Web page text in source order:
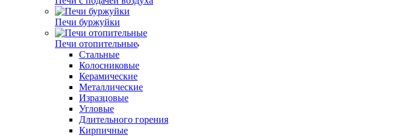
Печи буржуйки
Печи отопительные
Стальные
Колосниковые
Керамические
Металлические
Изразцовые
Угловые
Длительного горения
Кирпичные